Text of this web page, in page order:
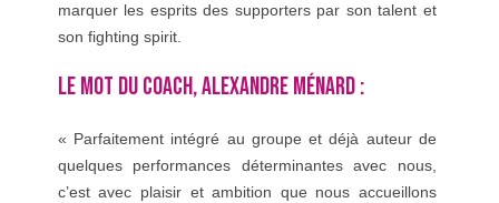
marquer les esprits des supporters par son talent et
son fighting spirit.
LE MOT DU COACH, ALEXANDRE MÉNARD :
« Parfaitement intégré au groupe et déjà auteur de
quelques performances déterminantes avec nous,
c’est avec plaisir et ambition que nous accueillons